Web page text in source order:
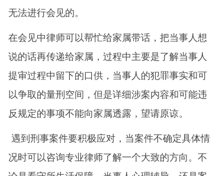
无法进行会见的。
在会见中律师可以帮忙给家属带话，把当事人想
说的话再传递给家属，过程中主要是了解当事人
提审过程中留下的口供，当事人的犯罪事实和可
以争取的量刑空间，但是详细涉案内容和可能违
反规定的事项不能向家属透露，望请原谅。
遇到刑事案件要积极应对，当案件不确定具体情
况时可以咨询专业律师了解一个大致的方向。不